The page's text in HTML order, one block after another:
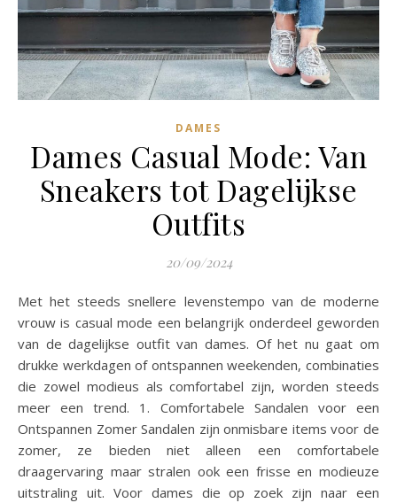
DAMES
Dames Casual Mode: Van
Sneakers tot Dagelijkse
Outfits
20/09/2024
Met het steeds snellere levenstempo van de moderne
vrouw is casual mode een belangrijk onderdeel geworden
van de dagelijkse outfit van dames. Of het nu gaat om
drukke werkdagen of ontspannen weekenden, combinaties
die zowel modieus als comfortabel zijn, worden steeds
meer een trend. 1. Comfortabele Sandalen voor een
Ontspannen Zomer Sandalen zijn onmisbare items voor de
zomer, ze bieden niet alleen een comfortabele
draagervaring maar stralen ook een frisse en modieuze
uitstraling uit. Voor dames die op zoek zijn naar een